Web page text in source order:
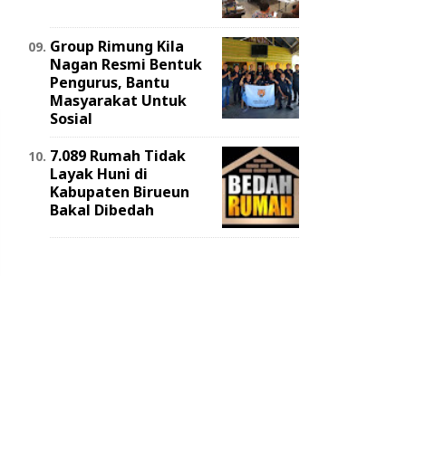
Group Rimung Kila
Nagan Resmi Bentuk
Pengurus, Bantu
Masyarakat Untuk
Sosial
7.089 Rumah Tidak
Layak Huni di
Kabupaten Birueun
Bakal Dibedah